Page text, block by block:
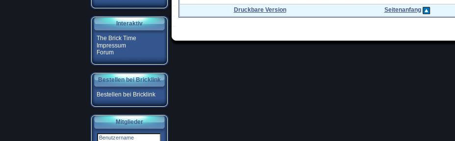
Interaktiv
The Brick Time
Impressum
Forum
Bestellen bei Bricklink
Bestellen bei Bricklink
Mitglieder
Druckbare Version Seitenanfang